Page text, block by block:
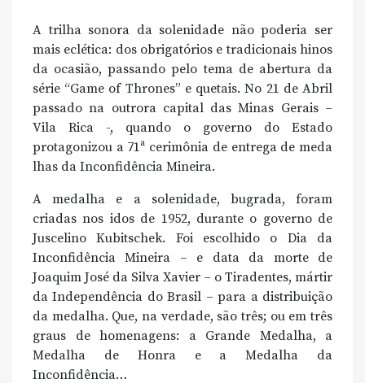
A trilha sonora da solenidade não poderia ser
mais eclética: dos obrigatórios e tradicionais hinos
da ocasião, passando pelo tema de abertura da
série “Game of Thrones” e quetais. No 21 de Abril
passado na outrora capital das Minas Gerais –
Vila Rica -, quando o governo do Estado
protagonizou a 71ª cerimônia de entrega de meda
lhas da Inconfidência Mineira.
A medalha e a solenidade, bugrada, foram
criadas nos idos de 1952, durante o governo de
Juscelino Kubitschek. Foi escolhido o Dia da
Inconfidência Mineira – e data da morte de
Joaquim José da Silva Xavier – o Tiradentes, mártir
da Independência do Brasil – para a distribuição
da medalha. Que, na verdade, são três; ou em três
graus de homenagens: a Grande Medalha, a
Medalha de Honra e a Medalha da
Inconfidência…